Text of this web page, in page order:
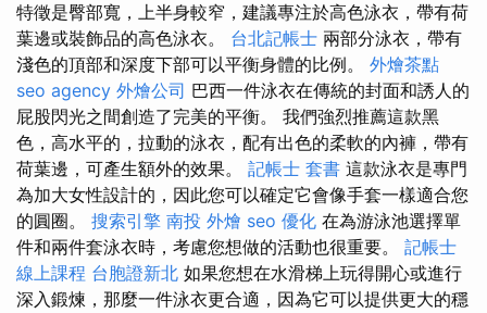
特徵是臀部寬，上半身較窄，建議專注於高色泳衣，帶有荷
葉邊或裝飾品的高色泳衣。 台北記帳士 兩部分泳衣，帶有
淺色的頂部和深度下部可以平衡身體的比例。 外燴茶點
seo agency 外燴公司 巴西一件泳衣在傳統的封面和誘人的
屁股閃光之間創造了完美的平衡。 我們強烈推薦這款黑
色，高水平的，拉動的泳衣，配有出色的柔軟的內褲，帶有
荷葉邊，可產生額外的效果。 記帳士 套書 這款泳衣是專門
為加大女性設計的，因此您可以確定它會像手套一樣適合您
的圓圈。 搜索引擎 南投 外燴 seo 優化 在為游泳池選擇單
件和兩件套泳衣時，考慮您想做的活動也很重要。 記帳士
線上課程 台胞證新北 如果您想在水滑梯上玩得開心或進行
深入鍛煉，那麼一件泳衣更合適，因為它可以提供更大的穩